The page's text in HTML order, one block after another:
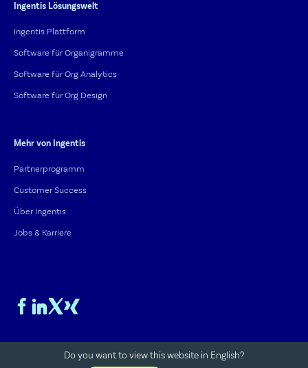
Do you want to view this website in English?
Ingentis Lösungswelt
Ingentis Plattform
Software für Organigramme
Software für Org Analytics
Software für Org Design
Mehr von Ingentis
Partnerprogramm
Customer Success
Über Ingentis
Jobs & Karriere
Datenschutz Cookies